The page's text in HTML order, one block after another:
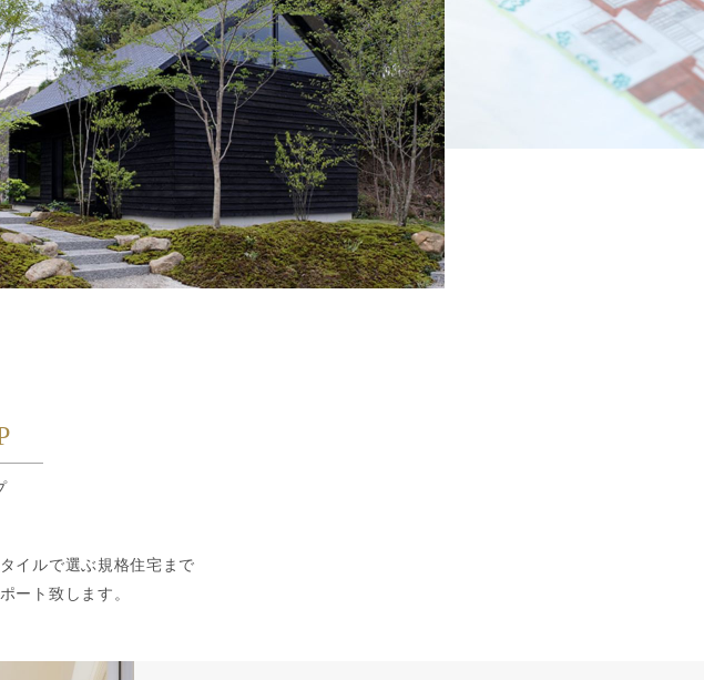
イルで選ぶ規格住宅まで
ート致します。